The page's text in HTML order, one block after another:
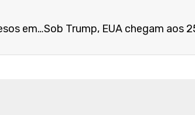
Violência contra a mulher: mais de 260 agressores de mulheres presos em 1 mês